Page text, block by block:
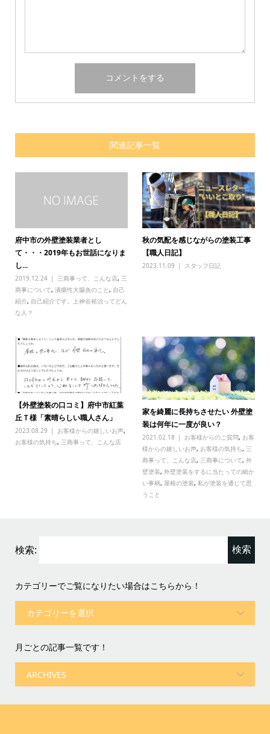
関連記事一覧
府中市の外壁塗装業者とし
て・・・2019年もお世話になりま
し...
2019.12.24 三商事って、こんな店, 三
商事について, 潰瘍性大腸炎のこと, 自己
紹介, 自己紹介です。上神谷裕治ってどん
な人？
秋の気配を感じながらの塗装工事
【職人日記】
2023.11.09 スタッフ日記
【外壁塗装の口コミ】府中市紅葉
丘Ｔ様「素晴らしい職人さん」
2023.08.29 お客様からの嬉しいお声,
お客様の気持ち, 三商事って、こんな店
家を綺麗に長持ちさせたい 外壁塗
装は何年に一度が良い？
2021.02.18 お客様からのご質問, お客
様からの嬉しいお声, お客様の気持ち, 三
商事って、こんな店, 三商事について,外
壁塗装,外壁塗装をするに当たっての細か
い事柄, 屋根の塗装,私が塗装を通じて思
うこと
検索:
カテゴリーでご覧になりたい場合はこちらから！
月ごとの記事一覧です！